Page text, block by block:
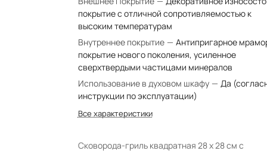
покрытие с отличной сопротивляемостью к
высоким температурам
Внутреннее покрытие — Антипригарное
покрытие нового поколения, усиленное
сверхтвердыми частицами минералов
Использование в духовом шкафу — Да
инструкции по эксплуатации)
Все характеристики
Сковорода-гриль квадратная 28 x 28 см с